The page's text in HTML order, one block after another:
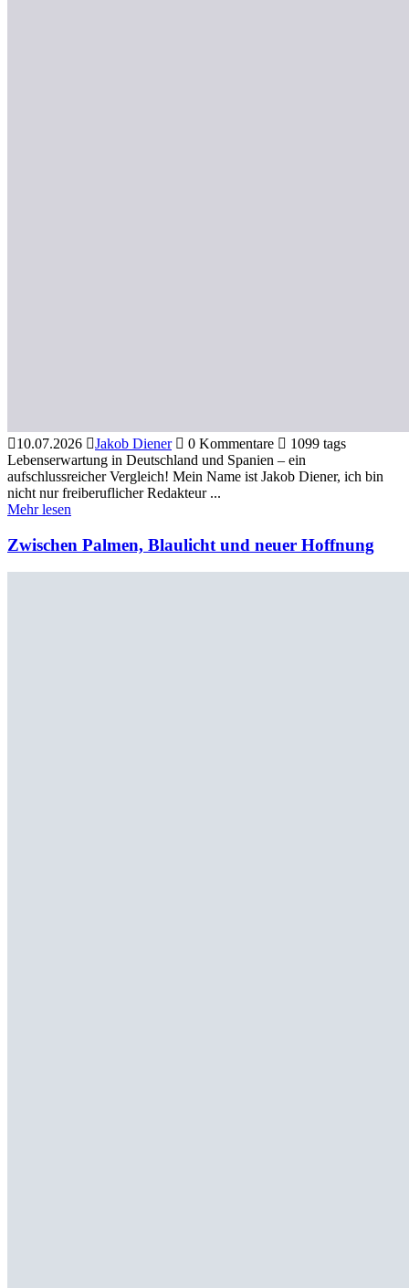
10.07.2026 Jakob Diener 0 Kommentare
1099 tags
Lebenserwartung in Deutschland und Spanien – ein
aufschlussreicher Vergleich! Mein Name ist Jakob Diener, ich bin
nicht nur freiberuflicher Redakteur ...
Mehr lesen
Zwischen Palmen, Blaulicht und neuer Hoffnung